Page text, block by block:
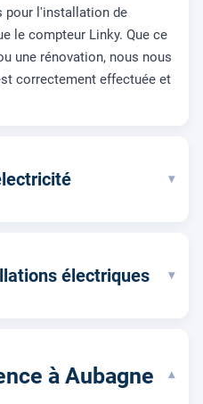
pour l'installation de
le compteur Linky. Que ce
une rénovation, nous nous
correctement effectuée et
▾
électriques ▾
à Aubagne ▾